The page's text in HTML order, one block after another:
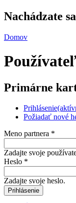
Nachádzate
Domov
Primárne
Prihlásenie
Požiadať nové
Meno partnera *
Zadajte svoje
Heslo *
Zadajte svoje heslo.